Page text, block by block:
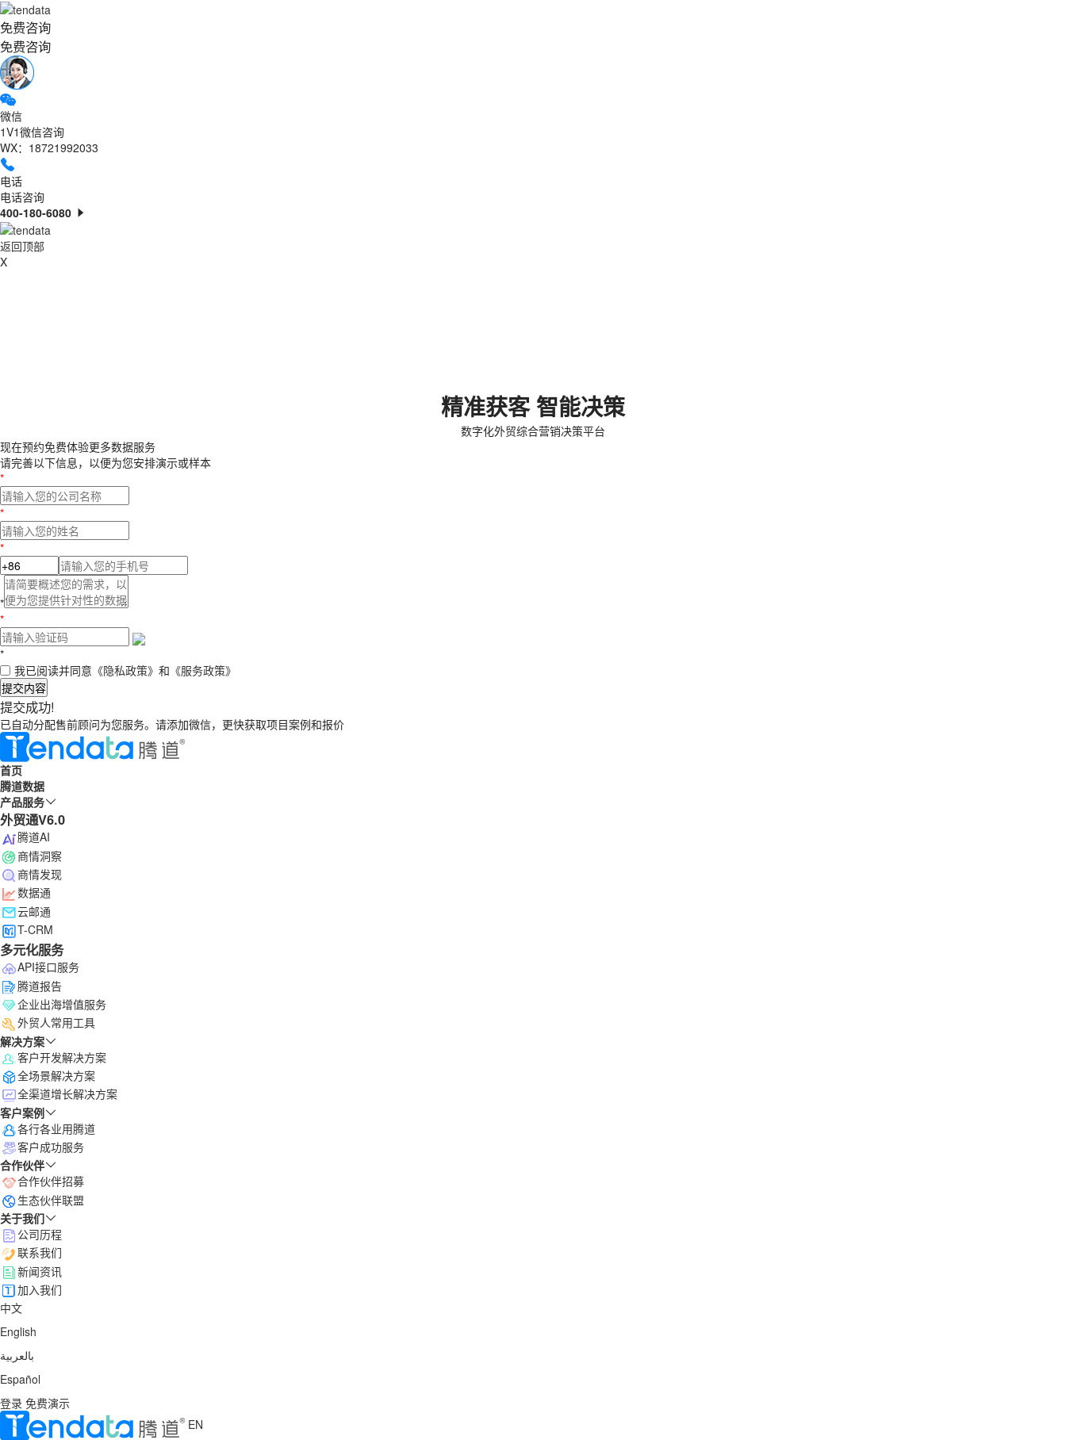
免费咨询
免费咨询
微信
1V1微信咨询
WX：18721992033
电话
电话咨询
400-180-6080
返回顶部
X
精准获客 智能决策
数字化外贸综合营销决策平台
现在预约免费体验更多数据服务
请完善以下信息，以便为您安排演示或样本
*
*
*
*
*
*
我已阅读并同意 《隐私政策》 和 《服务政策》
提交内容
提交成功!
已自动分配售前顾问为您服务。请添加微信，更快获取项目案例和报价
首页
腾道数据
产品服务
外贸通V6.0
腾道AI
商情洞察
商情发现
数据通
云邮通
T-CRM
多元化服务
API接口服务
腾道报告
企业出海增值服务
外贸人常用工具
解决方案
客户开发解决方案
全场景解决方案
全渠道增长解决方案
客户案例
各行各业用腾道
客户成功服务
合作伙伴
合作伙伴招募
生态伙伴联盟
关于我们
公司历程
联系我们
新闻资讯
加入我们
中文
English
بالعربية
Español
登录 免费演示
EN